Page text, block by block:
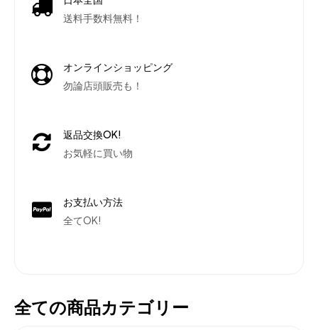
送料手数料無料！
オンラインショッピング
勿論店頭販売も！
返品交換OK!
お気軽に買い物
お支払い方法
全てOK!
全ての商品カテゴリー